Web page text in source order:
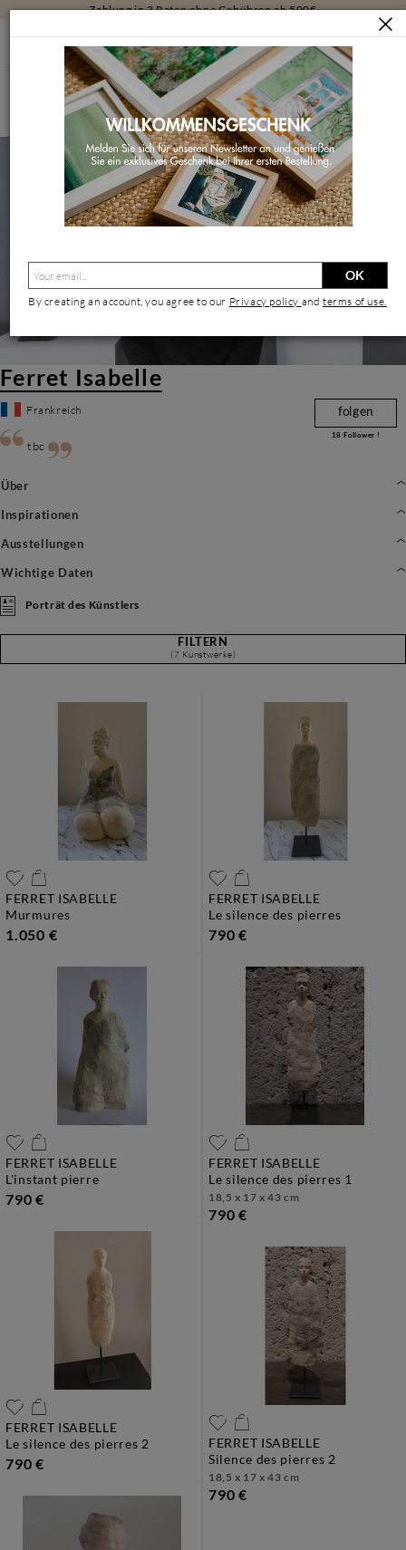
Kostenlose Rücksendungen 30 Tage
KÜNSTLER/INNEN FERRET ISABELLE
Ferret Isabelle | Zeitgenössischer Künstler
Ferret Isabelle
Frankreich folgen
18 Follower !
tbc
Über
Inspirationen
Ausstellungen
Wichtige Daten
Porträt des Künstlers
FILTERN
(7 Kunstwerke)
FERRET ISABELLE
murmures
1.050 €
FERRET ISABELLE
le silence des pierres
790 €
FERRET ISABELLE
l'instant pierre
790 €
FERRET ISABELLE
le silence des pierres 1
18,5 x 17 x 43 cm
790 €
FERRET ISABELLE
le silence des pierres 2
790 €
FERRET ISABELLE
silence des pierres 2
18,5 x 17 x 43 cm
790 €
OK
By creating an account, you agree to our Privacy policy andterms of use.